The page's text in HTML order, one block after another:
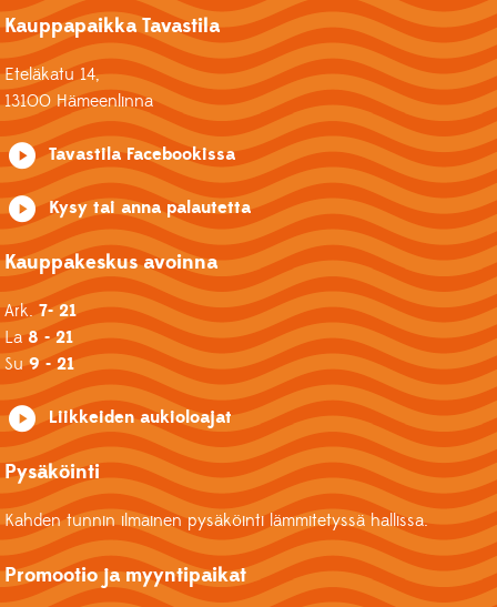
Kauppapaikka Tavastila
Eteläkatu 14,
13100 Hämeenlinna
Tavastila Facebookissa
Kysy tai anna palautetta
Kauppakeskus avoinna
Ark.7- 21
La8 - 21
Su9 - 21
Liikkeiden aukioloajat
Pysäköinti
Kahden tunnin ilmainen pysäköinti lämmitetyssä hallissa.
Promootio ja myyntipaikat